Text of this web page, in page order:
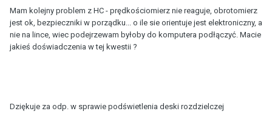
Mam kolejny problem z HC - prędkościomierz nie reaguje, obrotomierz
jest ok, bezpieczniki w porządku... o ile sie orientuje jest elektroniczny, a
nie na lince, wiec podejrzewam byłoby do komputera podłączyć. Macie
jakieś doświadczenia w tej kwestii ?
Dziękuje za odp. w sprawie podświetlenia deski rozdzielczej